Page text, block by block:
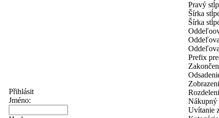
Přihlásit
Jméno:
Pravý
Šírka
Šírka
Prefix
Nákupný
Uvítanie